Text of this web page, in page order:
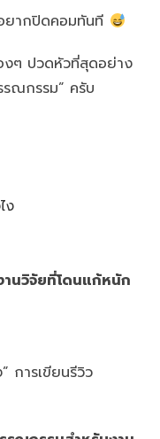
ยากปิดคอมทันที
งๆ ปวดหัวที่สุดอย่าง
รณกรรม” ครับ
ง
นวิจัยที่โดนแก้หนัก
การเขียนรีวิว